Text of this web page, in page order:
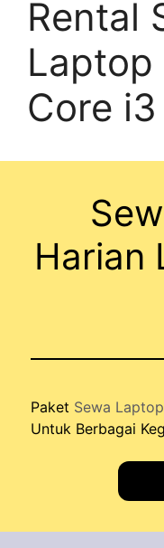
Rental
Laptop
Core i3
Harian
Paket Sewa Laptop
Untuk Berbagai